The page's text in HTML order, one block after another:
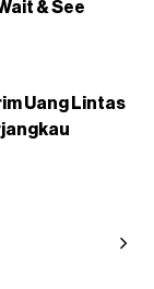
& See
Uang Lintas